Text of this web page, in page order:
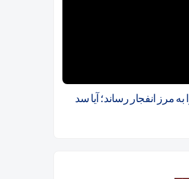
مرز انفجار رساند؛ آیا سد